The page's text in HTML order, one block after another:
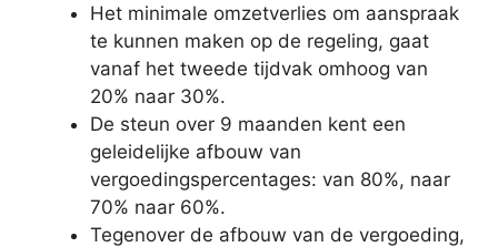
Het minimale omzetverlies om aanspraak
te kunnen maken op de regeling, gaat
vanaf het tweede tijdvak omhoog van
20% naar 30%.
De steun over 9 maanden kent een
geleidelijke afbouw van
vergoedingspercentages: van 80%, naar
70% naar 60%.
Tegenover de afbouw van de vergoeding,